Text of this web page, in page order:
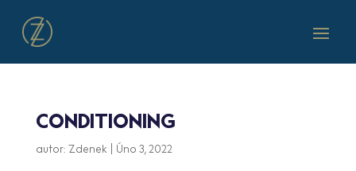
CONDITIONING
autor: Zdenek Úno 3, 2022